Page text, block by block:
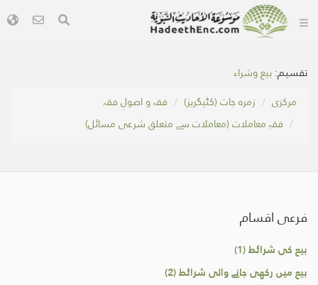
تقسیم: بیع وشراء
مرکزی
زمرہ جات (کٹیگریز)
فقہ و اصولِ فقہ
فقہِ معاملات (معاملات سے متعلق شرعی مسائل)
فرعی اقسام
بیع کی شرائط (1)
بيع ميں رکھی جانے والی شرائط (2)